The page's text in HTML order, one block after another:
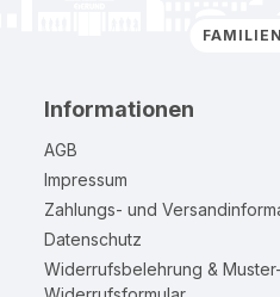
Informationen
AGB
Impressum
Zahlungs- und
Datenschutz
Widerrufsbelehrung & Muster-